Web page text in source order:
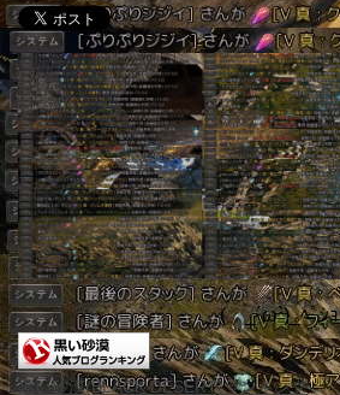
＿( _´ω`)_ﾍﾟｼｮ
黒い砂漠(BLACK DESERT)ランキング